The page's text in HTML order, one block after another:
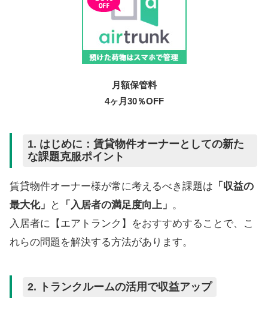
月額保管料
4ヶ月30％OFF
1. はじめに：賃貸物件オーナーとしての新た
な課題克服ポイント
賃貸物件オーナー様が常に考えるべき課題は 「収益の
最大化」
と 「入居者の満足度向上」 。
入居者に【エアトランク】をおすすめすることで、こ
れらの問題を解決する方法があります。
2. トランクルームの活用で収益アップ